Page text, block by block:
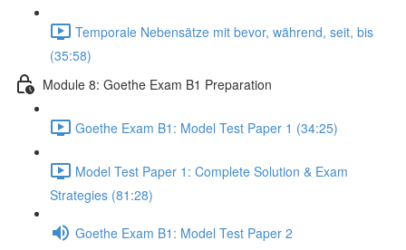
Temporale Nebensätze mit bevor, während, seit, bis
(35:58)
Module 8: Goethe Exam B1 Preparation
Goethe Exam B1: Model Test Paper 1 (34:25)
Model Test Paper 1: Complete Solution & Exam
Strategies (81:28)
Goethe Exam B1: Model Test Paper 2